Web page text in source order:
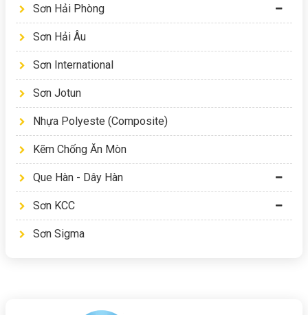
Sơn Hải Phòng
Sơn Hải Âu
Sơn International
Sơn Jotun
Nhựa Polyeste (Composite)
Kẽm Chống Ăn Mòn
Que Hàn - Dây Hàn
Sơn KCC
Sơn Sigma